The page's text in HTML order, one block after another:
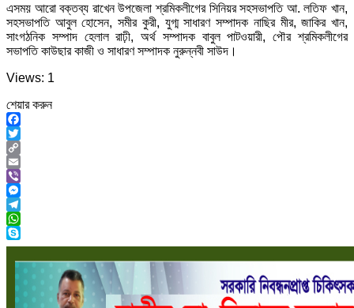
এসময় আরো বক্তব্য রাখেন উপজেলা শ্রমিকলীগের সিনিয়র সহসভাপতি আ. লতিফ খান,
সহসভাপতি আবুল হোসেন, সমীর কুরী, যুগ্ম সাধারণ সম্পাদক নাছির মীর, জাকির খান,
সাংগঠনিক সম্পাদ হেলাল রাঢ়ী, অর্থ সম্পাদক বাবুল পাটওয়ারী, পৌর শ্রমিকলীগের
সভাপতি কাউছার কাজী ও সাধারণ সম্পাদক নুরুন্নবী সাউদ।
Views: 1
শেয়ার করুন
Facebook
Twitter
Copy
Link
Email
Viber
Messenger
Telegram
WhatsApp
Skype